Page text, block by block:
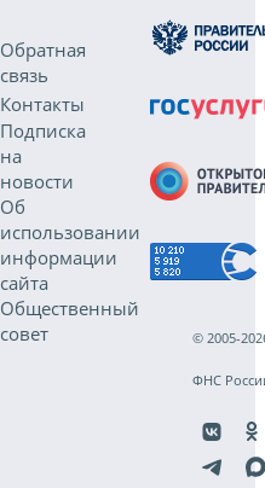
Обратная
связь
Контакты
Подписка
на
новости
Об
использовании
информации
сайта
Общественный
совет
© 2005-
ФНС